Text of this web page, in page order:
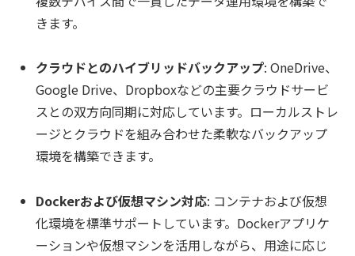
きます。
クラウドとのハイブリッドバックアップ: OneDrive、
Google Drive、Dropboxなどの主要クラウドサービ
スとの双方向同期に対応しています。ローカルストレ
ージとクラウドを組み合わせた柔軟なバックアップ
環境を構築できます。
Dockerおよび仮想マシン対応: コンテナおよび仮想
化環境を標準サポートしています。Dockerアプリケ
ーションや仮想マシンを活用しながら、用途に応じ